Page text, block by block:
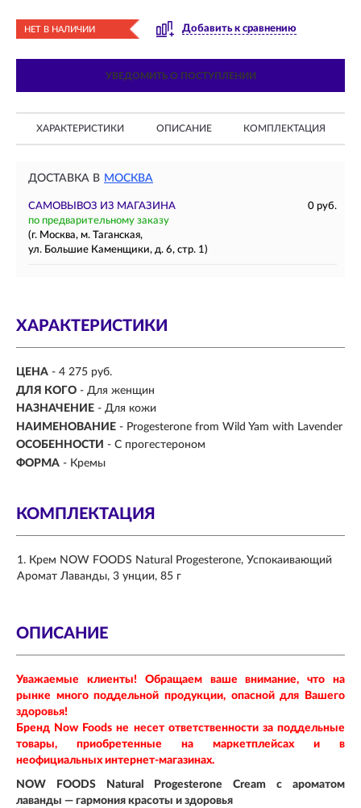
НЕТ В НАЛИЧИИ Добавить к сравнению
УВЕДОМИТЬ О ПОСТУПЛЕНИИ
ХАРАКТЕРИСТИКИ ОПИСАНИЕ КОМПЛЕКТАЦИЯ
ДОСТАВКА В МОСКВА
САМОВЫВОЗ ИЗ МАГАЗИНА
0 руб.
по предварительному заказу
(г. Москва, м. Таганская,
ул. Большие Каменщики, д. 6, стр. 1)
ХАРАКТЕРИСТИКИ
ЦЕНА - 4 275 руб.
ДЛЯ КОГО - Для женщин
НАЗНАЧЕНИЕ - Для кожи
НАИМЕНОВАНИЕ - Progesterone from Wild Yam with Lavender
ОСОБЕННОСТИ - С прогестероном
ФОРМА - Кремы
КОМПЛЕКТАЦИЯ
Крем NOW FOODS Natural Progesterone, Успокаивающий
Аромат Лаванды, 3 унции, 85 г
ОПИСАНИЕ
Уважаемые клиенты! Обращаем ваше внимание, что на
рынке много поддельной продукции, опасной для Вашего
здоровья!
Бренд Now Foods не несет ответственности за поддельные
товары, приобретенные на маркетплейсах и в
неофициальных интернет-магазинах.
NOW FOODS Natural Progesterone Cream с ароматом
лаванды — гармония красоты и здоровья